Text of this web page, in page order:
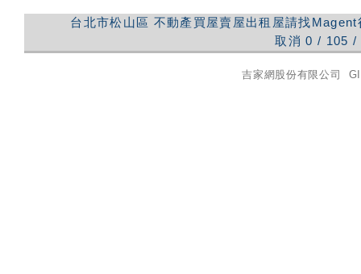
台北市松山區 不動產買屋賣屋出租屋請找
取消 0 / 105 /
吉家網股份有限公司